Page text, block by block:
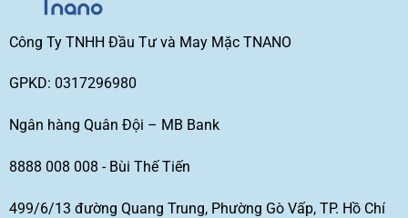
Công Ty TNHH Đầu Tư và May Mặc TNANO
GPKD: 0317296980
Ngân hàng Quân Đội – MB Bank
8888 008 008 - Bùi Thế Tiến
499/6/13 đường Quang Trung, Phường Gò Vấp, TP. Hồ Chí